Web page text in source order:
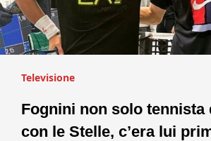
Televisione
Fognini non solo tennista
con le Stelle, c’era lui